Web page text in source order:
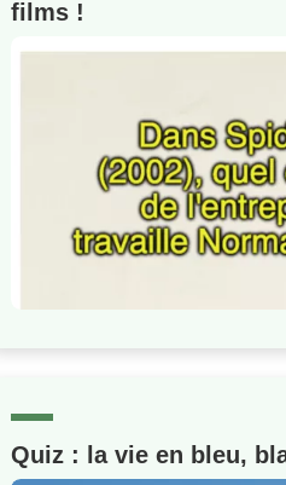
films !
Quiz : la vie en bleu,